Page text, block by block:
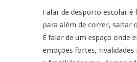
11º Encontro Gastronómico
Amador de Abrunhosa-a-Velha
Now Opinião – Manuela
Antunes: Problemas nos
Falar de desporto escolar é
para além de correr, saltar
É falar de um espaço onde
emoções fortes, rivalidades